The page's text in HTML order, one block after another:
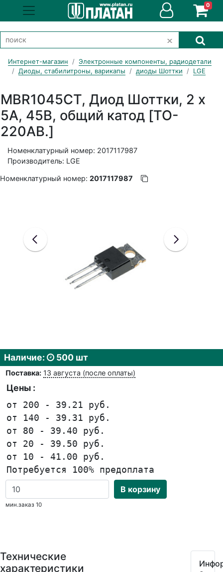
0
Интернет-магазин
Электронные компоненты, радиодетали
Диоды, стабилитроны, варикапы
диоды Шоттки LGE
MBR1045CT, Диод Шоттки, 2 х
5А, 45В, общий катод [TO-
220AB.]
Номенклатурный номер: 2017117987
Производитель: LGE
Номенклатурный номер: 2017117987
Наличие: 500 шт
Поставка: 13 августа (после оплаты)
Цены :
от 200 - 39.21 руб.
от 140 - 39.31 руб.
от 80 - 39.40 руб.
от 20 - 39.50 руб.
от 10 - 41.00 руб.
Потребуется 100% предоплата
В корзину
мин.заказ 10
Технические
характеристики